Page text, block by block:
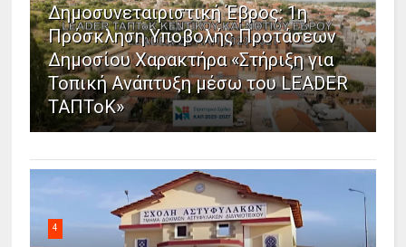
Δημοσυνεταιριστική Έβρος: 1η
Πρόσκληση Υποβολής Προτάσεων
Δημοσίου Χαρακτήρα «Στήριξη για
Τοπική Ανάπτυξη μέσω του LEADER
ΤΑΠΤοΚ»
4